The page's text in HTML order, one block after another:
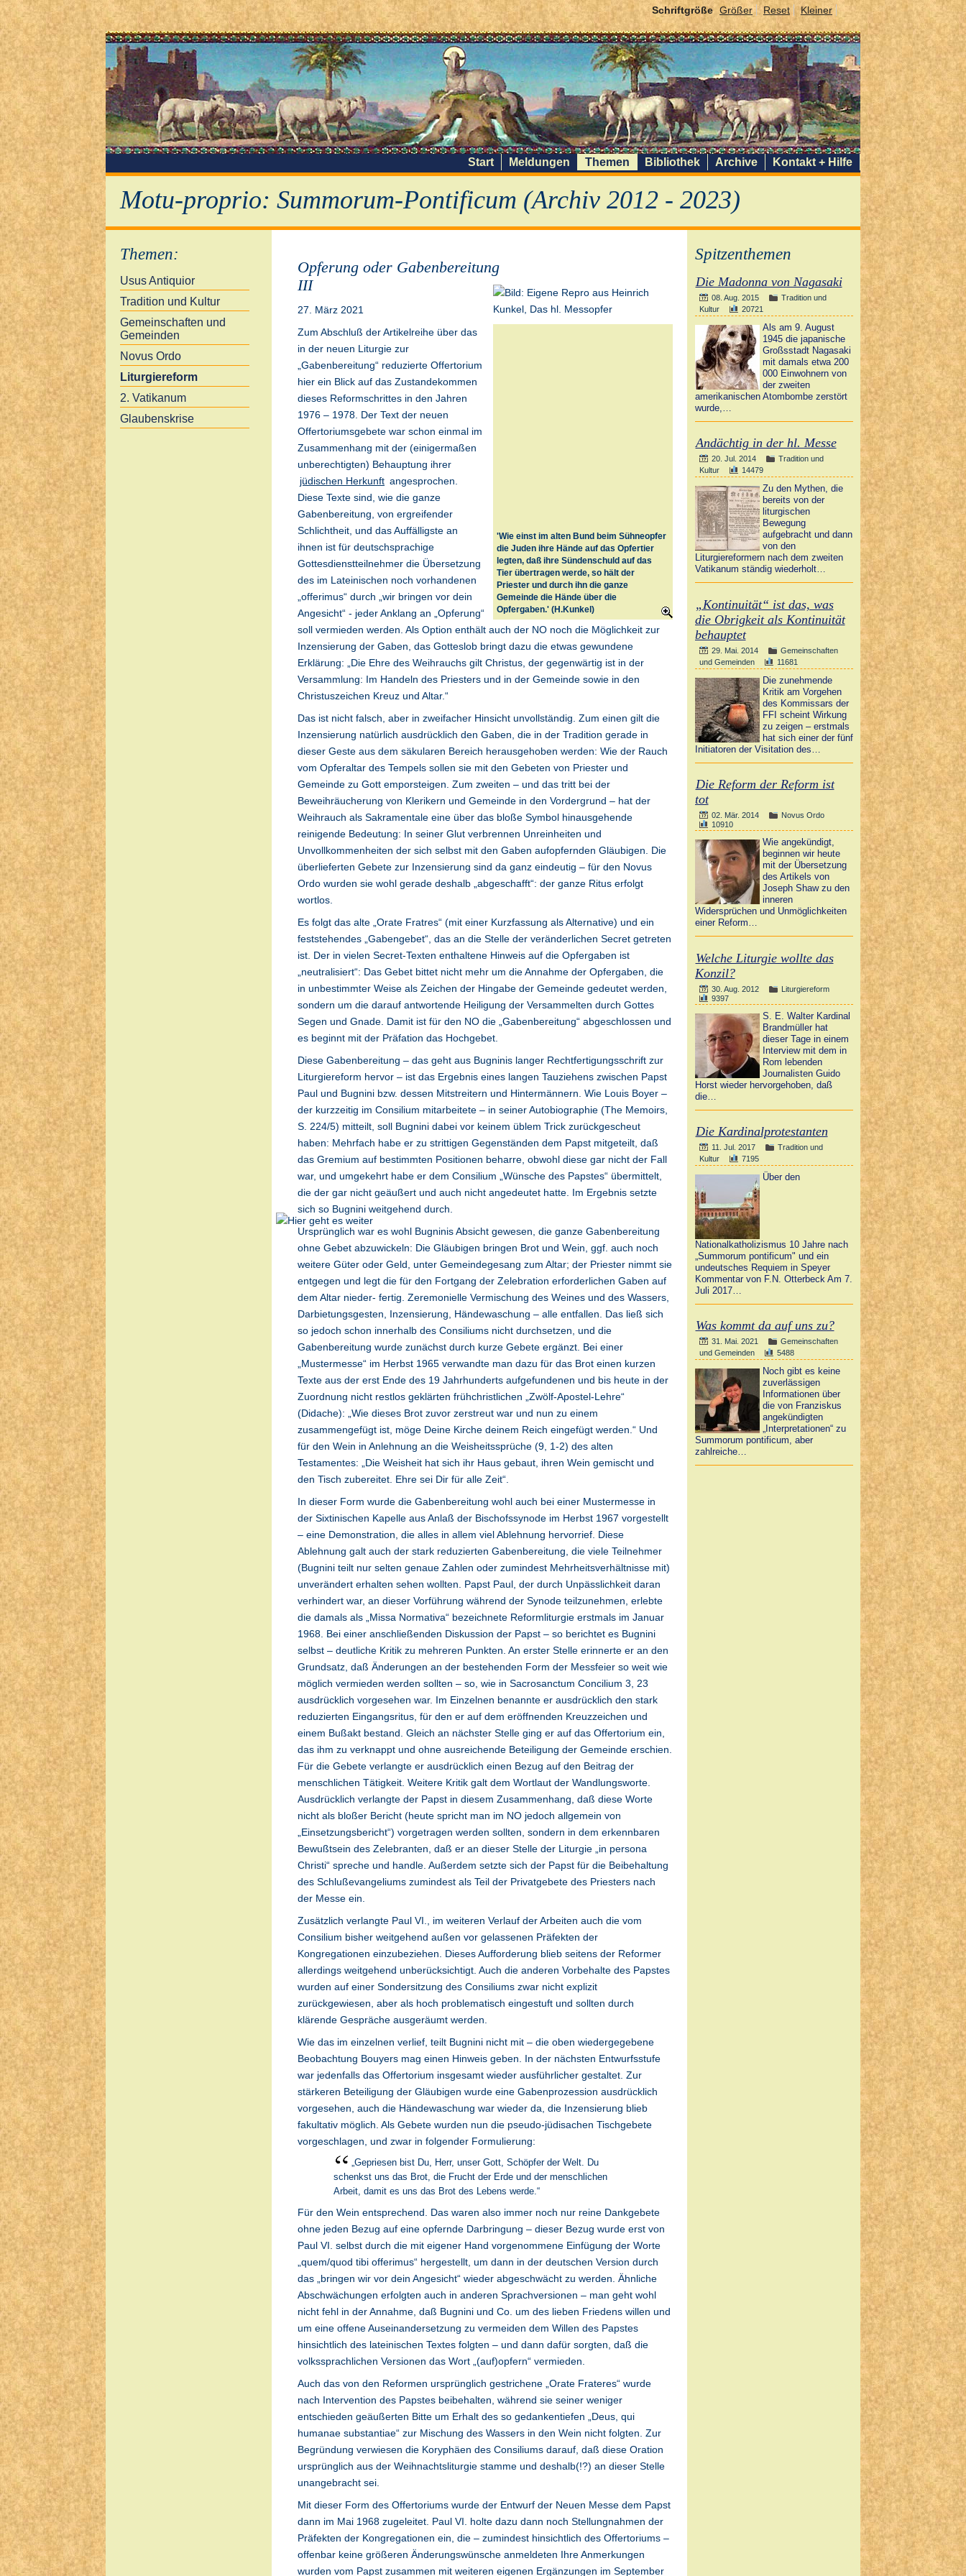
Motu-proprio: Summorum-Pontificum (Archiv 2012 - 2023)
Schriftgröße Größer Reset Kleiner
Start Meldungen Themen Bibliothek Archive Kontakt + Hilfe
Themen:
Usus Antiquior
Tradition und Kultur
Gemeinschaften und
Gemeinden
Novus Ordo
Liturgiereform
2. Vatikanum
Glaubenskrise
Opferung oder Gabenbereitung
III
27. März 2021
'Wie einst im alten Bund beim Sühneopfer
die Juden ihre Hände auf das Opfertier
legten, daß ihre Sündenschuld auf das
Tier übertragen werde, so hält der
Priester und durch ihn die ganze
Gemeinde die Hände über die
Opfergaben.' (H.Kunkel)
Zum Abschluß der Artikelreihe über das
in der neuen Liturgie zur
„Gabenbereitung“ reduzierte Offertorium
hier ein Blick auf das Zustandekommen
dieses Reformschrittes in den Jahren
1976 – 1978. Der Text der neuen
Offertoriumsgebete war schon einmal im
Zusammenhang mit der (einigermaßen
unberechtigten) Behauptung ihrer
jüdischen Herkunft angesprochen.
Diese Texte sind, wie die ganze
Gabenbereitung, von ergreifender
Schlichtheit, und das Auffälligste an
ihnen ist für deutschsprachige
Gottesdienstteilnehmer die Übersetzung
des im Lateinischen noch vorhandenen
„offerimus“ durch „wir bringen vor dein
Angesicht“ - jeder Anklang an „Opferung“
soll vermieden werden. Als Option enthält auch der NO noch die Möglichkeit zur
Inzensierung der Gaben, das Gotteslob bringt dazu die etwas gewundene
Erklärung: „Die Ehre des Weihrauchs gilt Christus, der gegenwärtig ist in der
Versammlung: Im Handeln des Priesters und in der Gemeinde sowie in den
Christuszeichen Kreuz und Altar.“
Das ist nicht falsch, aber in zweifacher Hinsicht unvollständig. Zum einen gilt die
Inzensierung natürlich ausdrücklich den Gaben, die in der Tradition gerade in
dieser Geste aus dem säkularen Bereich herausgehoben werden: Wie der Rauch
vom Opferaltar des Tempels sollen sie mit den Gebeten von Priester und
Gemeinde zu Gott emporsteigen. Zum zweiten – und das tritt bei der
Beweihräucherung von Klerikern und Gemeinde in den Vordergrund – hat der
Weihrauch als Sakramentale eine über das bloße Symbol hinausgehende
reinigende Bedeutung: In seiner Glut verbrennen Unreinheiten und
Unvollkommenheiten der sich selbst mit den Gaben aufopfernden Gläubigen. Die
überlieferten Gebete zur Inzensierung sind da ganz eindeutig – für den Novus
Ordo wurden sie wohl gerade deshalb „abgeschafft“: der ganze Ritus erfolgt
wortlos.
Es folgt das alte „Orate Fratres“ (mit einer Kurzfassung als Alternative) und ein
feststehendes „Gabengebet“, das an die Stelle der veränderlichen Secret getreten
ist. Der in vielen Secret-Texten enthaltene Hinweis auf die Opfergaben ist
„neutralisiert“: Das Gebet bittet nicht mehr um die Annahme der Opfergaben, die
in unbestimmter Weise als Zeichen der Hingabe der Gemeinde gedeutet werden,
sondern um die darauf antwortende Heiligung der Versammelten durch Gottes
Segen und Gnade. Damit ist für den NO die „Gabenbereitung“ abgeschlossen und
es beginnt mit der Präfation das Hochgebet.
Diese Gabenbereitung – das geht aus Bugninis langer Rechtfertigungsschrift zur
Liturgiereform hervor – ist das Ergebnis eines langen Tauziehens zwischen Papst
Paul und Bugnini bzw. dessen Mitstreitern und Hintermännern. Wie Louis Boyer –
der kurzzeitig im Consilium mitarbeitete – in seiner Autobiographie (The Memoirs,
S. 224/5) mitteilt, soll Bugnini dabei vor keinem üblem Trick zurückgescheut
haben: Mehrfach habe er zu strittigen Gegenständen dem Papst mitgeteilt, daß
das Gremium auf bestimmten Positionen beharre, obwohl diese gar nicht der Fall
war, und umgekehrt habe er dem Consilium „Wünsche des Papstes“ übermittelt,
die der gar nicht geäußert und auch nicht angedeutet hatte. Im Ergebnis setzte
sich so Bugnini weitgehend durch.
Ursprünglich war es wohl Bugninis Absicht gewesen, die ganze Gabenbereitung
ohne Gebet abzuwickeln: Die Gläubigen bringen Brot und Wein, ggf. auch noch
weitere Güter oder Geld, unter Gemeindegesang zum Altar; der Priester nimmt sie
entgegen und legt die für den Fortgang der Zelebration erforderlichen Gaben auf
dem Altar nieder- fertig. Zeremonielle Vermischung des Weines und des Wassers,
Darbietungsgesten, Inzensierung, Händewaschung – alle entfallen. Das ließ sich
so jedoch schon innerhalb des Consiliums nicht durchsetzen, und die
Gabenbereitung wurde zunächst durch kurze Gebete ergänzt. Bei einer
„Mustermesse“ im Herbst 1965 verwandte man dazu für das Brot einen kurzen
Texte aus der erst Ende des 19 Jahrhunderts aufgefundenen und bis heute in der
Zuordnung nicht restlos geklärten frühchristlichen „Zwölf-Apostel-Lehre“
(Didache): „Wie dieses Brot zuvor zerstreut war und nun zu einem
zusammengefügt ist, möge Deine Kirche deinem Reich eingefügt werden.“ Und
für den Wein in Anlehnung an die Weisheitssprüche (9, 1-2) des alten
Testamentes: „Die Weisheit hat sich ihr Haus gebaut, ihren Wein gemischt und
den Tisch zubereitet. Ehre sei Dir für alle Zeit“.
In dieser Form wurde die Gabenbereitung wohl auch bei einer Mustermesse in
der Sixtinischen Kapelle aus Anlaß der Bischofssynode im Herbst 1967 vorgestellt
– eine Demonstration, die alles in allem viel Ablehnung hervorrief. Diese
Ablehnung galt auch der stark reduzierten Gabenbereitung, die viele Teilnehmer
(Bugnini teilt nur selten genaue Zahlen oder zumindest Mehrheitsverhältnisse mit)
unverändert erhalten sehen wollten. Papst Paul, der durch Unpässlichkeit daran
verhindert war, an dieser Vorführung während der Synode teilzunehmen, erlebte
die damals als „Missa Normativa“ bezeichnete Reformliturgie erstmals im Januar
1968. Bei einer anschließenden Diskussion der Papst – so berichtet es Bugnini
selbst – deutliche Kritik zu mehreren Punkten. An erster Stelle erinnerte er an den
Grundsatz, daß Änderungen an der bestehenden Form der Messfeier so weit wie
möglich vermieden werden sollten – so, wie in Sacrosanctum Concilium 3, 23
ausdrücklich vorgesehen war. Im Einzelnen benannte er ausdrücklich den stark
reduzierten Eingangsritus, für den er auf dem eröffnenden Kreuzzeichen und
einem Bußakt bestand. Gleich an nächster Stelle ging er auf das Offertorium ein,
das ihm zu verknappt und ohne ausreichende Beteiligung der Gemeinde erschien.
Für die Gebete verlangte er ausdrücklich einen Bezug auf den Beitrag der
menschlichen Tätigkeit. Weitere Kritik galt dem Wortlaut der Wandlungsworte.
Ausdrücklich verlangte der Papst in diesem Zusammenhang, daß diese Worte
nicht als bloßer Bericht (heute spricht man im NO jedoch allgemein von
„Einsetzungsbericht“) vorgetragen werden sollten, sondern in dem erkennbaren
Bewußtsein des Zelebranten, daß er an dieser Stelle der Liturgie „in persona
Christi“ spreche und handle. Außerdem setzte sich der Papst für die Beibehaltung
des Schlußevangeliums zumindest als Teil der Privatgebete des Priesters nach
der Messe ein.
Zusätzlich verlangte Paul VI., im weiteren Verlauf der Arbeiten auch die vom
Consilium bisher weitgehend außen vor gelassenen Präfekten der
Kongregationen einzubeziehen. Dieses Aufforderung blieb seitens der Reformer
allerdings weitgehend unberücksichtigt. Auch die anderen Vorbehalte des Papstes
wurden auf einer Sondersitzung des Consiliums zwar nicht explizit
zurückgewiesen, aber als hoch problematisch eingestuft und sollten durch
klärende Gespräche ausgeräumt werden.
Wie das im einzelnen verlief, teilt Bugnini nicht mit – die oben wiedergegebene
Beobachtung Bouyers mag einen Hinweis geben. In der nächsten Entwurfsstufe
war jedenfalls das Offertorium insgesamt wieder ausführlicher gestaltet. Zur
stärkeren Beteiligung der Gläubigen wurde eine Gabenprozession ausdrücklich
vorgesehen, auch die Händewaschung war wieder da, die Inzensierung blieb
fakultativ möglich. Als Gebete wurden nun die pseudo-jüdisachen Tischgebete
vorgeschlagen, und zwar in folgender Formulierung:
„Gepriesen bist Du, Herr, unser Gott, Schöpfer der Welt. Du
schenkst uns das Brot, die Frucht der Erde und der menschlichen
Arbeit, damit es uns das Brot des Lebens werde.“
Für den Wein entsprechend. Das waren also immer noch nur reine Dankgebete
ohne jeden Bezug auf eine opfernde Darbringung – dieser Bezug wurde erst von
Paul VI. selbst durch die mit eigener Hand vorgenommene Einfügung der Worte
„quem/quod tibi offerimus“ hergestellt, um dann in der deutschen Version durch
das „bringen wir vor dein Angesicht“ wieder abgeschwächt zu werden. Ähnliche
Abschwächungen erfolgten auch in anderen Sprachversionen – man geht wohl
nicht fehl in der Annahme, daß Bugnini und Co. um des lieben Friedens willen und
um eine offene Auseinandersetzung zu vermeiden dem Willen des Papstes
hinsichtlich des lateinischen Textes folgten – und dann dafür sorgten, daß die
volkssprachlichen Versionen das Wort „(auf)opfern“ vermieden.
Auch das von den Reformen ursprünglich gestrichene „Orate Frateres“ wurde
nach Intervention des Papstes beibehalten, während sie seiner weniger
entschieden geäußerten Bitte um Erhalt des so gedankentiefen „Deus, qui
humanae substantiae“ zur Mischung des Wassers in den Wein nicht folgten. Zur
Begründung verwiesen die Koryphäen des Consiliums darauf, daß diese Oration
ursprünglich aus der Weihnachtsliturgie stamme und deshalb(!?) an dieser Stelle
unangebracht sei.
Mit dieser Form des Offertoriums wurde der Entwurf der Neuen Messe dem Papst
dann im Mai 1968 zugeleitet. Paul VI. holte dazu dann noch Stellungnahmen der
Präfekten der Kongregationen ein, die – zumindest hinsichtlich des Offertoriums –
offenbar keine größeren Änderungswünsche anmeldeten Ihre Anmerkungen
wurden vom Papst zusammen mit weiteren eigenen Ergänzungen im September
Spitzenthemen
Die Madonna von Nagasaki
08. Aug. 2015
Tradition und
Kultur
20721
Als am 9. August
1945 die japanische
Großsstadt Nagasaki
mit damals etwa 200
000 Einwohnern von
der zweiten
amerikanischen Atombombe zerstört
wurde,…
Andächtig in der hl. Messe
20. Jul. 2014
Tradition und
Kultur
14479
Zu den Mythen, die
bereits von der
liturgischen
Bewegung
aufgebracht und dann
von den
Liturgiereformern nach dem zweiten
Vatikanum ständig wiederholt…
„Kontinuität“ ist das, was
die Obrigkeit als Kontinuität
behauptet
29. Mai. 2014
Gemeinschaften
und Gemeinden
11681
Die zunehmende
Kritik am Vorgehen
des Kommissars der
FFI scheint Wirkung
zu zeigen – erstmals
hat sich einer der fünf
Initiatoren der Visitation des…
Die Reform der Reform ist
tot
02. Mär. 2014
Novus Ordo
10910
Wie angekündigt,
beginnen wir heute
mit der Übersetzung
des Artikels von
Joseph Shaw zu den
inneren
Widersprüchen und Unmöglichkeiten
einer Reform…
Welche Liturgie wollte das
Konzil?
30. Aug. 2012
Liturgiereform
9397
S. E. Walter Kardinal
Brandmüller hat
dieser Tage in einem
Interview mit dem in
Rom lebenden
Journalisten Guido
Horst wieder hervorgehoben, daß
die…
Die Kardinalprotestanten
11. Jul. 2017
Tradition und
Kultur
7195
Über den
Nationalkatholizismus 10 Jahre nach
„Summorum pontificum" und ein
undeutsches Requiem in Speyer
Kommentar von F.N. Otterbeck Am 7.
Juli 2017…
Was kommt da auf uns zu?
31. Mai. 2021
Gemeinschaften
und Gemeinden
5488
Noch gibt es keine
zuverlässigen
Informationen über
die von Franziskus
angekündigten
„Interpretationen“ zu
Summorum pontificum, aber
zahlreiche…